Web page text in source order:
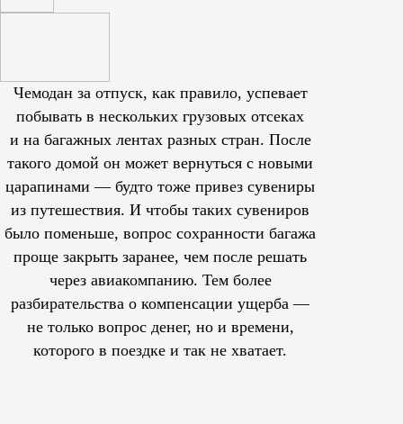
Чемодан за отпуск, как правило, успевает
побывать в нескольких грузовых отсеках
и на багажных лентах разных стран. После
такого домой он может вернуться с новыми
царапинами — будто тоже привез сувениры
из путешествия. И чтобы таких сувениров
было поменьше, вопрос сохранности багажа
проще закрыть заранее, чем после решать
через авиакомпанию. Тем более
разбирательства о компенсации ущерба —
не только вопрос денег, но и времени,
которого в поездке и так не хватает.